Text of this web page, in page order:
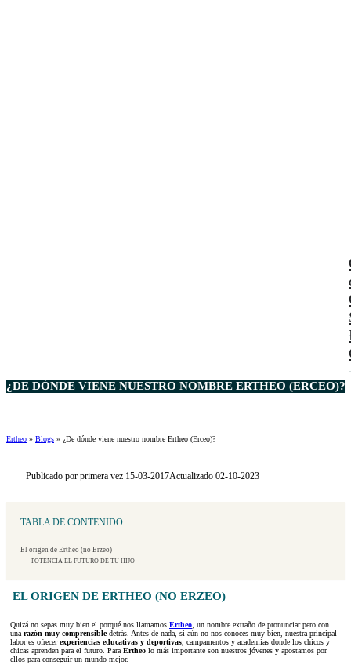
¿DE DÓNDE VIENE NUESTRO NOMBRE ERTHEO (ERCEO)?
Ertheo » Blogs » ¿De dónde viene nuestro nombre Ertheo (Erceo)?
Publicado por primera vez 15-03-2017Actualizado 02-10-2023
TABLA DE CONTENIDO
El origen de Ertheo (no Erzeo)
POTENCIA EL FUTURO DE TU HIJO
EL ORIGEN DE ERTHEO (NO ERZEO)
Quizá no sepas muy bien el porqué nos llamamos Ertheo , un nombre extraño de pronunciar pero con
una razón muy comprensibledetrás. Antes de nada, si aún no nos conoces muy bien, nuestra principal
labor es ofrecerexperiencias educativas y deportivas , campamentos y academias donde los chicos y
chicas aprenden para el futuro. Para Ertheo lo más importante son nuestros jóvenes y apostamos por
ellos para conseguir un mundo mejor.